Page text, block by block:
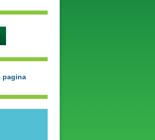
pagina